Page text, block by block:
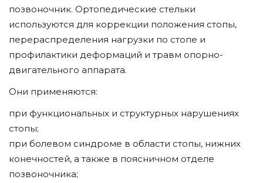
позвоночник. Ортопедические стельки
используются для коррекции положения стопы,
перераспределения нагрузки по стопе и
профилактики деформаций и травм опорно-
двигательного аппарата.
Они применяются:
при функциональных и структурных нарушениях
стопы;
при болевом синдроме в области стопы, нижних
конечностей, а также в поясничном отделе
позвоночника;